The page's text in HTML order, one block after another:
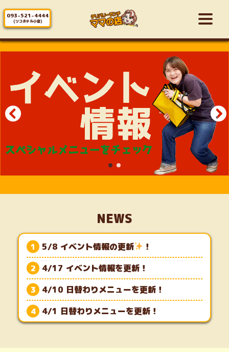
093-521-4444
(リコホテル小倉)
NEWS
5/8 イベント情報の更新
！
4/17 イベント情報を更新！
4/10 日替わりメニューを更新！
4/1 日替わりメニューを更新！